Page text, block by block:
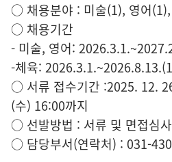
○ 채용분야 : 미술(1), 영어
○ 채용기간
- 미술, 영어:
-체육:
○ 서류 접수기간 :2025. 12.
(수) 16:00까지
○ 선발방법 : 서류 및 면접심사
○ 담당부서(연락처) : 031-